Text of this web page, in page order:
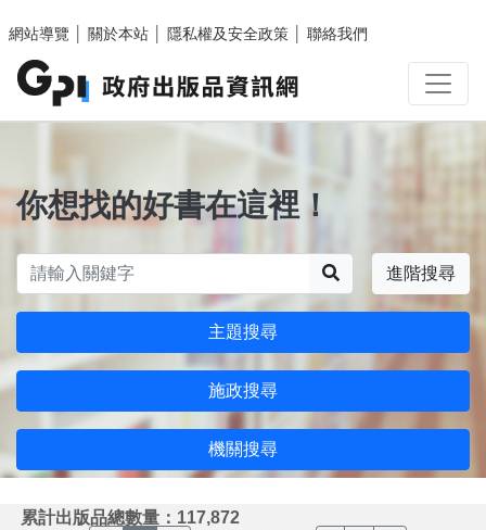
網站導覽
關於本站 隱私權及安全政策 聯絡我們
你想找的好書在這裡！
進階搜尋
主題搜尋
施政搜尋
機關搜尋
累計出版品總數量：117,872